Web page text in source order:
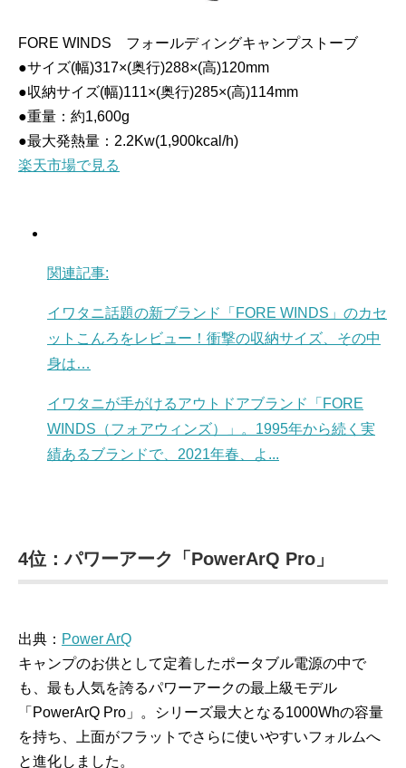
FORE WINDS フォールディングキャンプストーブ
●サイズ(幅)317×(奥行)288×(高)120mm
●収納サイズ(幅)111×(奥行)285×(高)114mm
●重量：約1,600g
●最大発熱量：2.2Kw(1,900kcal/h)
楽天市場で見る
関連記事:
イワタニ話題の新ブランド「FORE WINDS」のカセ
ットこんろをレビュー！衝撃の収納サイズ、その中
身は…
イワタニが手がけるアウトドアブランド「FORE
WINDS（フォアウィンズ）」。1995年から続く実
績あるブランドで、2021年春、よ...
4位：パワーアーク「PowerArQ Pro」
出典： Power ArQ
キャンプのお供として定着したポータブル電源の中で
も、最も人気を誇るパワーアークの最上級モデル
「PowerArQ Pro」。シリーズ最大となる1000Whの容量
を持ち、上面がフラットでさらに使いやすいフォルムへ
と進化しました。